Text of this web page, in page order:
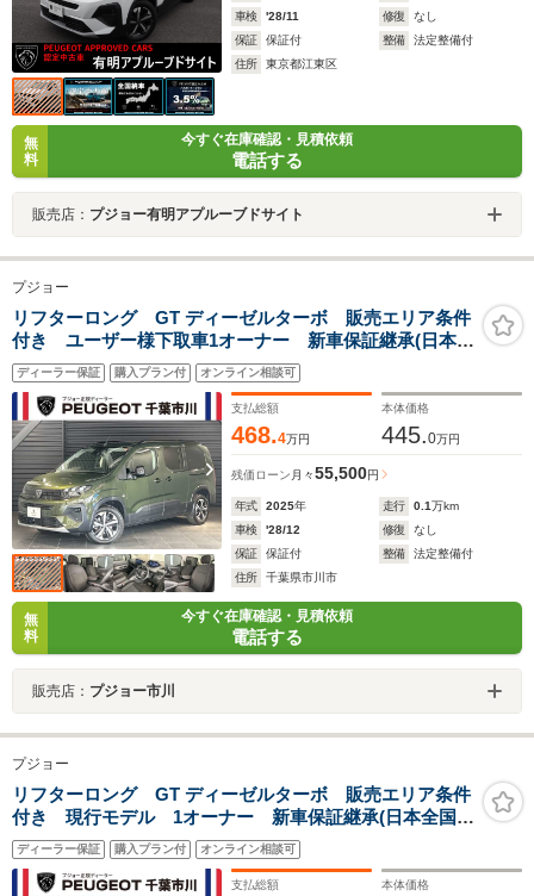
車検
'28/11 修復
なし
保証
保証付 整備
法定整備付
住所
東京都江東区
無
料
今すぐ在庫確認・見積依頼
電話する
販売店： プジョー有明アプルーブドサイト
プジョー
リフターロング GT ディーゼルターボ 販売エリア条件
付き ユーザー様下取車1オーナー 新車保証継承(日本全
国正規ディーラー) CarPlay フルLEDヘッドライト
セーフティ機能 ドライブレコーダー 記録簿 取説
スペアキー
ディーラー保証 購入プラン付 オンライン相談可
支払総額
468.4万円
本体価格
445.0万円
残価ローン 月々55,500円
年式 2025年 走行 0.1万km
車検
'28/12 修復
なし
保証
保証付 整備
法定整備付
住所
千葉県市川市
無
料
今すぐ在庫確認・見積依頼
電話する
販売店： プジョー市川
プジョー
リフターロング GT ディーゼルターボ 販売エリア条件
付き 現行モデル 1オーナー 新車保証継承(日本全国正
規ディーラー) CarPlay ETC 360°ビジョン LEDヘ
ッドライト セーフティ機能 ルーフレール 記録簿
スペアキー 認中
ディーラー保証 購入プラン付 オンライン相談可
支払総額 本体価格